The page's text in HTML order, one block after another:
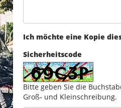
Ich möchte eine Kopie
Sicherheitscode
Bitte geben Sie die
Groß- und Kleinschreibung.